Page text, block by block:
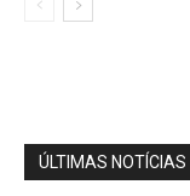
ÚLTIMAS NOTÍCIAS